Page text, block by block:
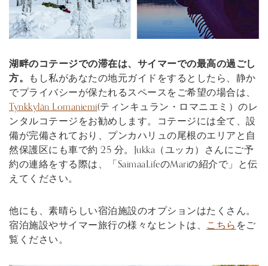
湖畔のコテージでの滞在は、サイマーでの最高の過ごし
方。 もし私があなたの地元ガイドをするとしたら、静か
でプライバシーが保たれるスペースをご希望の場合は、
Tynkkylän Lomaniemi(ティンキュラン・ロマニエミ）のレ
ンタルコテージをお勧めします。コテージには全て、設
備が完備されており、プンカハリュの尾根のエリアと自
然保護区にも車で約 25 分。Jukka（ユッカ）さんにご予
約の連絡をする際は、「SaimaaLifeのMariの紹介で」と伝
えてください。
他にも、素晴らしい宿泊施設のオプションはたくさん。
宿泊施設やサイマー旅行の様々なヒントは、 こちらをご
覧ください。